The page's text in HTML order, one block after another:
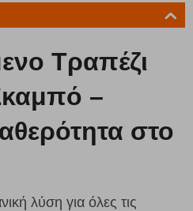
Τραπέζι
–
στο
λύση για όλες τις